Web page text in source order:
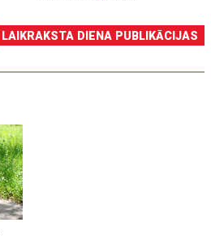
LAIKRAKSTA DIENA PUBLIKĀCIJAS